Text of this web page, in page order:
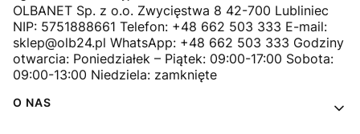
OLBANET Sp. z o.o. Zwycięstwa 8 42-700 Lubliniec
NIP: 5751888661 Telefon: +48 662 503 333 E-mail:
sklep@olb24.pl WhatsApp: +48 662 503 333 Godziny
otwarcia: Poniedziałek – Piątek: 09:00-17:00 Sobota:
09:00-13:00 Niedziela: zamknięte
O NAS